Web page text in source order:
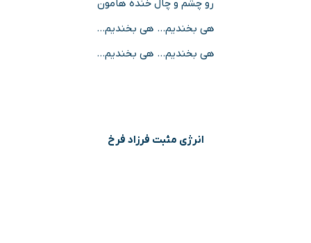
رو چشم و چال خنده هامون
هی بخندیم… هی بخندیم…
هی بخندیم… هی بخندیم…
انرژی مثبت فرزاد فرخ